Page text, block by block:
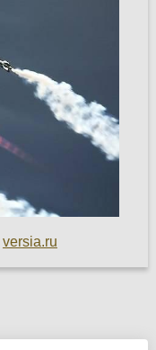
versia.ru